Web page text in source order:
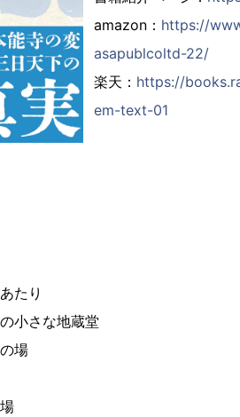
amazon： https://
asapublcoltd-22/
楽天： https://
em-text-01
たり
小さな地蔵堂
場